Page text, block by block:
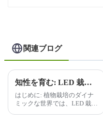
関連ブログ
知性を育む: LED 栽培ライトで未来を照らす
はじめに: 植物栽培のダイナ
ミックな世界では、LED 栽培